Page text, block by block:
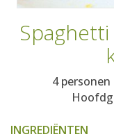
4 personen
INGREDIËNTEN